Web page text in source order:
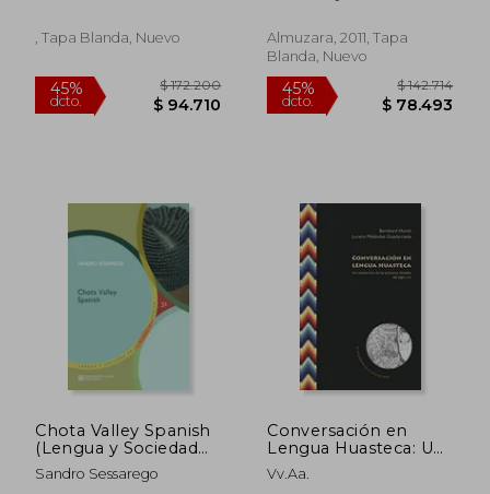
DIALECTO DE LA
, Tapa Blanda, Nuevo
Almuzara, 2011, Tapa
Blanda, Nuevo
Chota Valley Spanish
(Lengua y Sociedad
en el Mundo
Hispánico)
Sandro Sessarego
Conversación en
Lengua Huasteca: Un
Manuscrito de las
Primeras Décadas del
Vv.Aa.